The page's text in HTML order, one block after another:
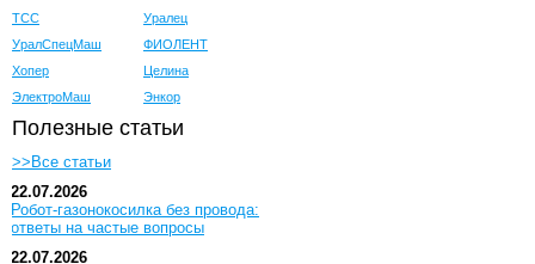
ТСС
Уралец
УралСпецМаш
ФИОЛЕНТ
Хопер
Целина
ЭлектроМаш
Энкор
Полезные статьи
>>Все статьи
22.07.2026
Робот-газонокосилка без провода:
ответы на частые вопросы
22.07.2026